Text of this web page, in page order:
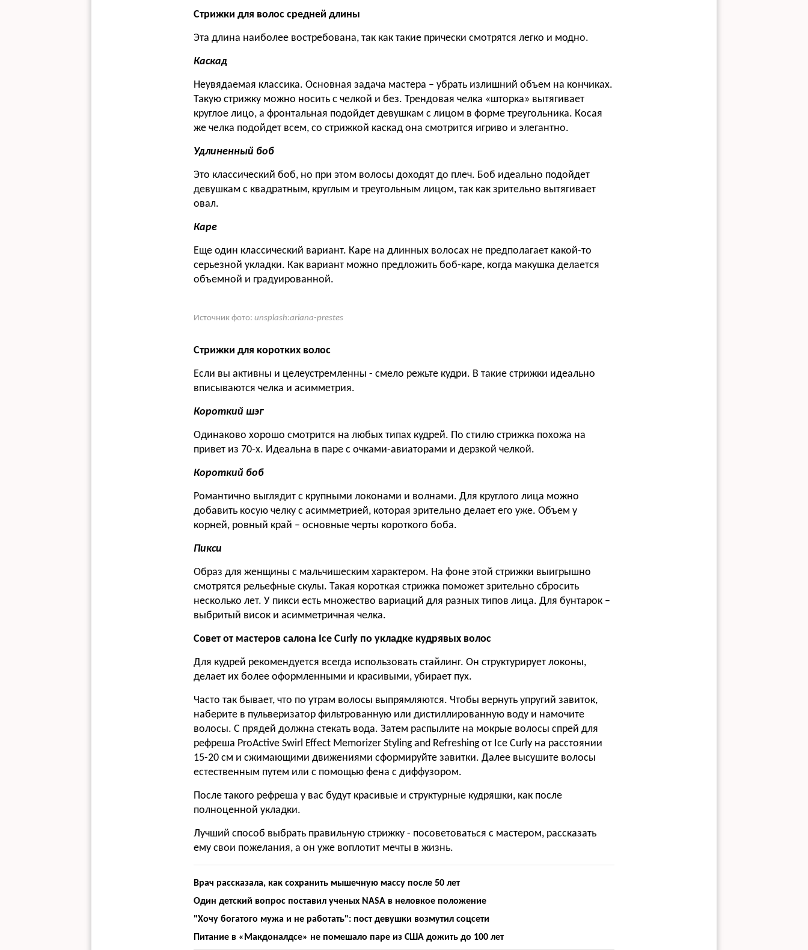
Стрижки для волос средней длины
Эта длина наиболее востребована, так как такие прически смотрятся легко и модно.
Каскад
Неувядаемая классика. Основная задача мастера – убрать излишний объем на кончиках.
Такую стрижку можно носить с челкой и без. Трендовая челка «шторка» вытягивает
круглое лицо, а фронтальная подойдет девушкам с лицом в форме треугольника. Косая
же челка подойдет всем, со стрижкой каскад она смотрится игриво и элегантно.
Удлиненный боб
Это классический боб, но при этом волосы доходят до плеч. Боб идеально подойдет
девушкам с квадратным, круглым и треугольным лицом, так как зрительно вытягивает
овал.
Каре
Еще один классический вариант. Каре на длинных волосах не предполагает какой-то
серьезной укладки. Как вариант можно предложить боб-каре, когда макушка делается
объемной и градуированной.
Источник фото: unsplash:ariana-prestes
Стрижки для коротких волос
Если вы активны и целеустремленны - смело режьте кудри. В такие стрижки идеально
вписываются челка и асимметрия.
Короткий шэг
Одинаково хорошо смотрится на любых типах кудрей. По стилю стрижка похожа на
привет из 70-х. Идеальна в паре с очками-авиаторами и дерзкой челкой.
Короткий боб
Романтично выглядит с крупными локонами и волнами. Для круглого лица можно
добавить косую челку с асимметрией, которая зрительно делает его уже. Объем у
корней, ровный край – основные черты короткого боба.
Пикси
Образ для женщины с мальчишеским характером. На фоне этой стрижки выигрышно
смотрятся рельефные скулы. Такая короткая стрижка поможет зрительно сбросить
несколько лет. У пикси есть множество вариаций для разных типов лица. Для бунтарок –
выбритый висок и асимметричная челка.
Совет от мастеров салона Ice Curly по укладке кудрявых волос
Для кудрей рекомендуется всегда использовать стайлинг. Он структурирует локоны,
делает их более оформленными и красивыми, убирает пух.
Часто так бывает, что по утрам волосы выпрямляются. Чтобы вернуть упругий завиток,
наберите в пульверизатор фильтрованную или дистиллированную воду и намочите
волосы. С прядей должна стекать вода. Затем распылите на мокрые волосы спрей для
рефреша ProActive Swirl Effect Memorizer Styling and Refreshing от Ice Curly на расстоянии
15-20 см и сжимающими движениями сформируйте завитки. Далее высушите волосы
естественным путем или с помощью фена с диффузором.
После такого рефреша у вас будут красивые и структурные кудряшки, как после
полноценной укладки.
Лучший способ выбрать правильную стрижку - посоветоваться с мастером, рассказать
ему свои пожелания, а он уже воплотит мечты в жизнь.
Врач рассказала, как сохранить мышечную массу после 50 лет
Один детский вопрос поставил ученых NASA в неловкое положение
"Хочу богатого мужа и не работать": пост девушки возмутил соцсети
Питание в «Макдоналдсе» не помешало паре из США дожить до 100 лет